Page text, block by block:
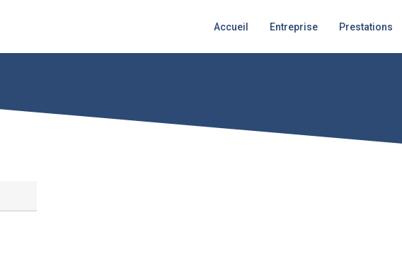
Accueil Entreprise Prestations